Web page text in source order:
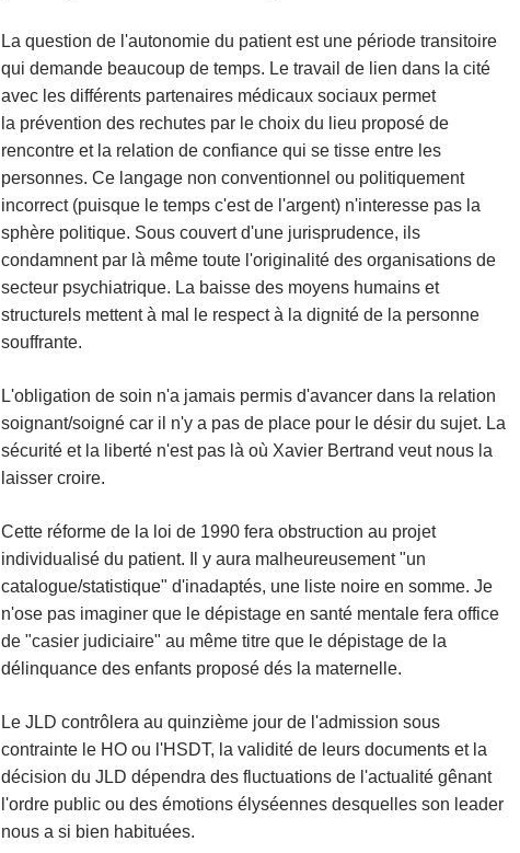
La question de l'autonomie du patient est une période transitoire
qui demande beaucoup de temps. Le travail de lien dans la cité
avec les différents partenaires médicaux sociaux permet
la prévention des rechutes par le choix du lieu proposé de
rencontre et la relation de confiance qui se tisse entre les
personnes. Ce langage non conventionnel ou politiquement
incorrect (puisque le temps c'est de l'argent) n'interesse pas la
sphère politique. Sous couvert d'une jurisprudence, ils
condamnent par là même toute l'originalité des organisations de
secteur psychiatrique. La baisse des moyens humains et
structurels mettent à mal le respect à la dignité de la personne
souffrante.
L'obligation de soin n'a jamais permis d'avancer dans la relation
soignant/soigné car il n'y a pas de place pour le désir du sujet. La
sécurité et la liberté n'est pas là où Xavier Bertrand veut nous la
laisser croire.
Cette réforme de la loi de 1990 fera obstruction au projet
individualisé du patient. Il y aura malheureusement "un
catalogue/statistique" d'inadaptés, une liste noire en somme. Je
n'ose pas imaginer que le dépistage en santé mentale fera office
de "casier judiciaire" au même titre que le dépistage de la
délinquance des enfants proposé dés la maternelle.
Le JLD contrôlera au quinzième jour de l'admission sous
contrainte le HO ou l'HSDT, la validité de leurs documents et la
décision du JLD dépendra des fluctuations de l'actualité gênant
l'ordre public ou des émotions élyséennes desquelles son leader
nous a si bien habituées.